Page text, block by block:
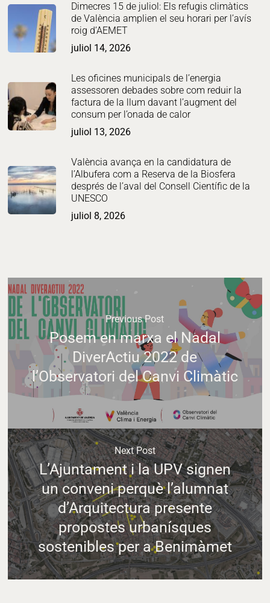
Dimecres 15 de juliol: Els refugis climàtics
de València amplien el seu horari per l’avís
roig d’AEMET
juliol 14, 2026
Les oficines municipals de l’energia
assessoren debades sobre com reduir la
factura de la llum davant l’augment del
consum per l’onada de calor
juliol 13, 2026
València avança en la candidatura de
l’Albufera com a Reserva de la Biosfera
després de l’aval del Consell Científic de la
UNESCO
juliol 8, 2026
Previous Post
Posem en marxa el Nadal
DiverActiu 2022 de
l’Observatori del Canvi Climàtic
Next Post
L’Ajuntament i la UPV signen
un conveni perquè l’alumnat
d’Arquitectura presente
propostes urbanísques
sostenibles per a Benimàmet